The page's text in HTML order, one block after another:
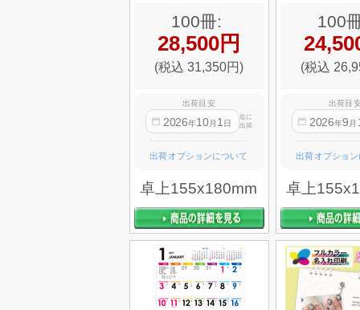
100冊:
28,500円
(税込 31,350円)
出荷目安
2026年10月 1 日
迄に
出荷
出荷オプションについて
卓上155x180mm
100
(税込
出荷目
2026年9 月
出荷オプショ
卓上